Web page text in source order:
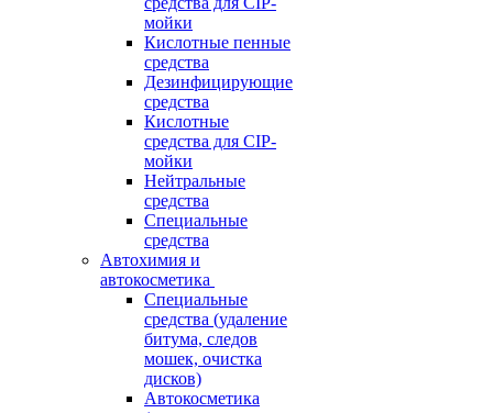
мойки
Кислотные пенные
средства
Дезинфицирующие
средства
Кислотные
средства для CIP-
мойки
Нейтральные
средства
Специальные
средства
Автохимия и
автокосметика
Специальные
средства (удаление
битума, следов
мошек, очистка
дисков)
Автокосметика